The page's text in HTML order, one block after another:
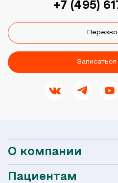
+7 (495)
О компании
О сети Ниармедик
Пациентам